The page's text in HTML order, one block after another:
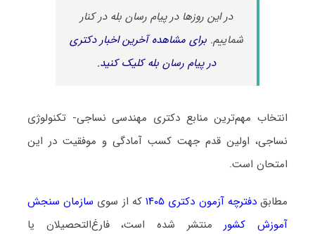
در این روزها در پیام رسان بله در کنار
شماییم.برای مشاهده آخرین اخبار دکتری
در پیام رسان بله کلیک کنید.
انتخاب مهم‌ترین منابع دکتری مهندسی نساجی- تکنولوژی
نساجی، اولین قدم جهت کسب آمادگی و موفقیت در این
امتحان است.
مطابقدفترچه آزمون دکتری ۱۴۰۵ که از سوی سازمان سنجش
آموزش کشورمنتشر شده است، فارغ‌التحصیلان یا